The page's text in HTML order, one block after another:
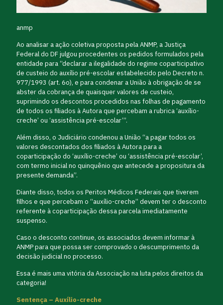
anmp
Ao analisar a ação coletiva proposta pela ANMP, a Justiça
Federal do DF julgou procedentes os pedidos formulados pela
entidade para “declarar a ilegalidade do regime coparticipativo
de custeio do auxílio pré-escolar estabelecido pelo Decreto n.
977/1993 (art. 6o), e para condenar a União à obrigação de se
abster da cobrança de quaisquer valores de custeio,
suprimindo os descontos procedidos nas folhas de pagamento
de todos os filiados à Autora que percebam a rubrica ‘auxílio-
creche’ ou ‘assistência pré-escolar’”.
Além disso, o Judiciário condenou a União “a pagar todos os
valores descontados dos filiados à Autora para a
coparticipação do ‘auxílio-creche’ ou ‘assistência pré-escolar’,
com termo inicial no quinquênio que antecede a propositura da
presente demanda”.
Diante disso, todos os Peritos Médicos Federais que tiverem
filhos e que percebam o “auxílio-creche” devem ter o desconto
referente à coparticipação dessa parcela imediatamente
suspenso.
Caso o desconto continue, os associados devem informar à
ANMP para que possa ser comprovado o descumprimento da
decisão judicial no processo.
Essa é mais uma vitória da Associação na luta pelos direitos da
categoria!
Sentença – Auxílio-creche